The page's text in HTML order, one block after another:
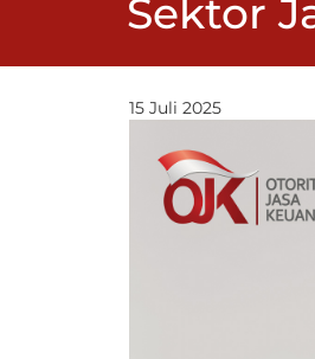
Sektor
15 Juli 2025